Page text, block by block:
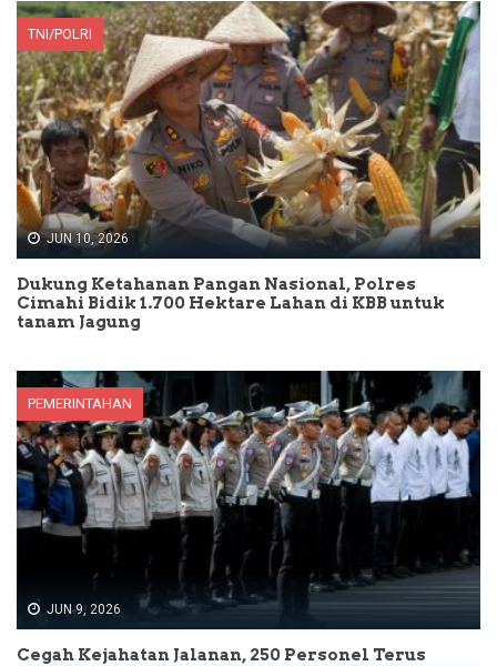
TNI/POLRI
JUN 10, 2026
Dukung Ketahanan Pangan Nasional, Polres
Cimahi Bidik 1.700 Hektare Lahan di KBB untuk
tanam Jagung
PEMERINTAHAN
JUN 9, 2026
Cegah Kejahatan Jalanan, 250 Personel Terus